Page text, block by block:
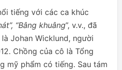
tiếng với các ca khúc
“Bâng khuâng”, v.v., đã
Johan Wicklund, người
Chồng của cô là Tổng
mỹ phẩm có tiếng. Sau tám